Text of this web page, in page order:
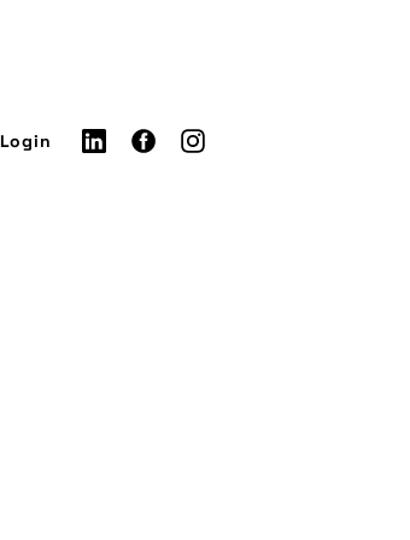
Login